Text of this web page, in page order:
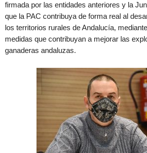
firmada por las entidades anteriores y la
que la PAC contribuya de forma real al
los territorios rurales de Andalucía,
medidas que contribuyan a mejorar las
ganaderas andaluzas.